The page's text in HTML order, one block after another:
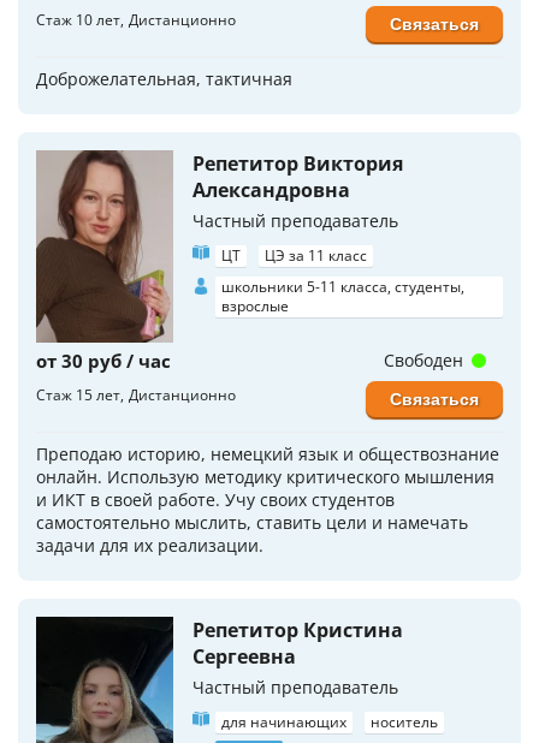
Стаж 10 лет Дистанционно
Доброжелательная, тактичная
Связаться
Репетитор Виктория
Александровна
Частный преподаватель
ЦТ
ЦЭ за 11 класс
школьники 5-11 класса, студенты,
взрослые
от 30 руб / час
Стаж 15 лет Дистанционно
Преподаю историю, немецкий язык и обществознание
онлайн. Использую методику критического мышления
и ИКТ в своей работе. Учу своих студентов
самостоятельно мыслить, ставить цели и намечать
задачи для их реализации.
Свободен
Связаться
Репетитор Кристина
Сергеевна
Частный преподаватель
для начинающих
носитель